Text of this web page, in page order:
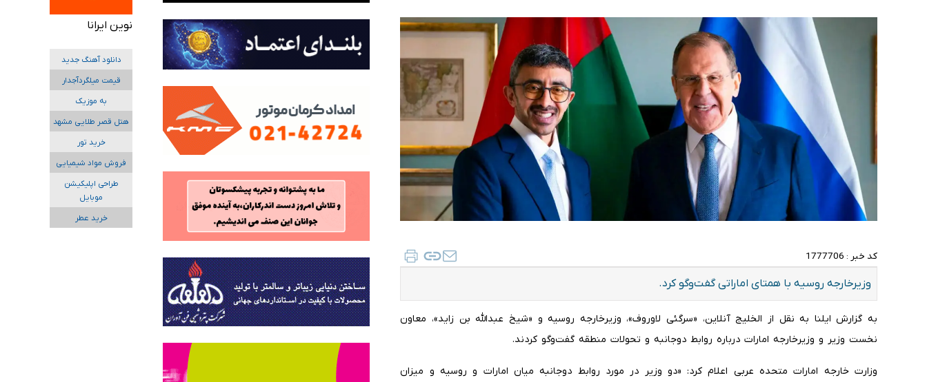
کد خبر : 1777706
وزیرخارجه روسیه با همتای اماراتی گفت‌وگو کرد.
به گزارش ایلنا به نقل از الخلیج آنلاین، «سرگئی لاوروف»، وزیرخارجه روسیه و «شیخ عبدالله بن زاید»، معاون
نخست وزیر و وزیرخارجه امارات درباره روابط دوجانبه و تحولات منطقه گفت‌وگو کردند.
وزارت خارجه امارات متحده عربی اعلام کرد: «دو وزیر در مورد روابط دوجانبه میان امارات و روسیه و میزان
نوین ایرانا
دانلود آهنگ جدید
قیمت میلگردآجدار
به موزیک
هتل قصر طلایی مشهد
خرید تور
فروش مواد شیمیایی
طراحی اپلیکیشن
موبایل
خرید عطر